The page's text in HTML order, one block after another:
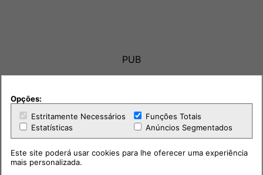
PUB
Opções:
Estritamente Necessários
Funções Totais
Estatísticas
Anúncios Segmentados
Este site poderá usar cookies para lhe oferecer uma experiência
mais personalizada.